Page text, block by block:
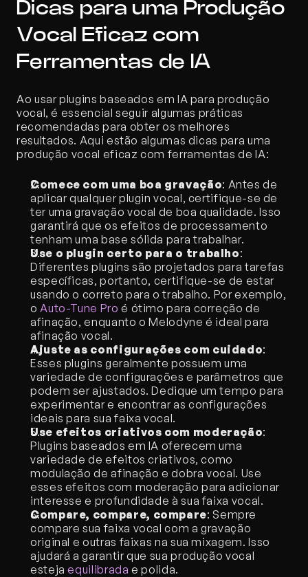
Dicas para uma Produção
Vocal Eficaz com
Ferramentas de IA
Ao usar plugins baseados em IA para produção
vocal, é essencial seguir algumas práticas
recomendadas para obter os melhores
resultados. Aqui estão algumas dicas para uma
produção vocal eficaz com ferramentas de IA:
Comece com uma boa gravação: Antes de
aplicar qualquer plugin vocal, certifique-se de
ter uma gravação vocal de boa qualidade. Isso
garantirá que os efeitos de processamento
tenham uma base sólida para trabalhar.
Use o plugin certo para o trabalho:
Diferentes plugins são projetados para tarefas
específicas, portanto, certifique-se de estar
usando o correto para o trabalho. Por exemplo,
o Auto-Tune Pro é ótimo para correção de
afinação, enquanto o Melodyne é ideal para
afinação vocal.
Ajuste as configurações com cuidado:
Esses plugins geralmente possuem uma
variedade de configurações e parâmetros que
podem ser ajustados. Dedique um tempo para
experimentar e encontrar as configurações
ideais para sua faixa vocal.
Use efeitos criativos com moderação:
Plugins baseados em IA oferecem uma
variedade de efeitos criativos, como
modulação de afinação e dobra vocal. Use
esses efeitos com moderação para adicionar
interesse e profundidade à sua faixa vocal.
Compare, compare, compare: Sempre
compare sua faixa vocal com a gravação
original e outras faixas na sua mixagem. Isso
ajudará a garantir que sua produção vocal
esteja equilibrada e polida.